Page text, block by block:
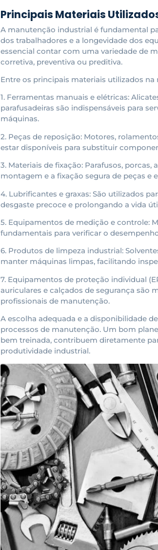
Principais Materiais
A manutenção industrial é fundamental
dos trabalhadores e a longevidade dos
essencial contar com uma variedade de
corretiva, preventiva ou preditiva.
Entre os principais materiais utilizados
1. Ferramentas manuais e elétricas:
parafusadeiras são indispensáveis para
máquinas.
2. Peças de reposição: Motores,
estar disponíveis para substituir
3. Materiais de fixação: Parafusos, porcas,
montagem e a fixação segura de peças e
4. Lubrificantes e graxas: São utilizados
desgaste precoce e prolongando a vida
5. Equipamentos de medição e controle:
fundamentais para verificar o
6. Produtos de limpeza industrial:
manter máquinas limpas, facilitando
7. Equipamentos de proteção individual
auriculares e calçados de segurança são
profissionais de manutenção.
A escolha adequada e a disponibilidade
processos de manutenção. Um bom
bem treinada, contribuem diretamente
produtividade industrial.